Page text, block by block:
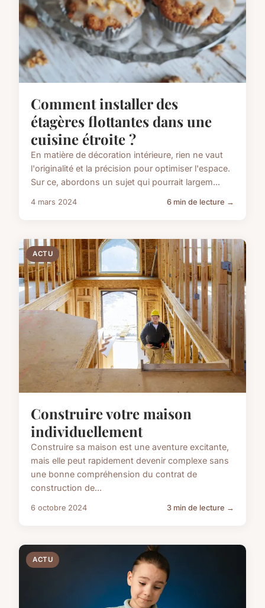
Comment installer des
étagères flottantes dans une
cuisine étroite ?
En matière de décoration intérieure, rien ne vaut
l'originalité et la précision pour optimiser l'espace.
Sur ce, abordons un sujet qui pourrait largem...
4 mars 2024 6 min de lecture →
ACTU
Construire votre maison
individuellement
Construire sa maison est une aventure excitante,
mais elle peut rapidement devenir complexe sans
une bonne compréhension du contrat de
construction de...
6 octobre 2024 3 min de lecture →
ACTU